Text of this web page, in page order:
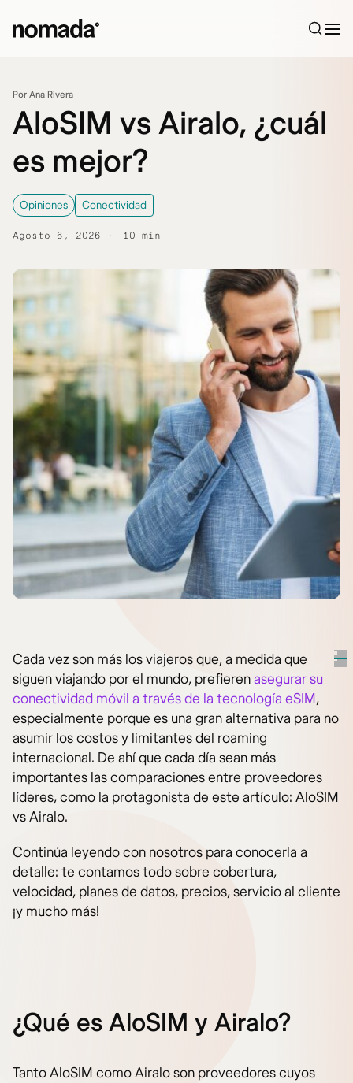
Por Ana Rivera
AloSIM vs Airalo, ¿cuál
es mejor?
Opiniones Conectividad
Agosto 6, 2026 10 min
Cada vez son más los viajeros que, a medida que
siguen viajando por el mundo, prefierenasegurar su
conectividad móvil a través de la tecnología eSIM,
especialmente porque es una gran alternativa para no
asumir los costos y limitantes del roaming
internacional. De ahí que cada día sean más
importantes las comparaciones entre proveedores
líderes, como la protagonista de este artículo: AloSIM
vs Airalo.
Continúa leyendo con nosotros para conocerla a
detalle: te contamos todo sobre cobertura,
velocidad, planes de datos, precios, servicio al cliente
¡y mucho más!
¿Qué es AloSIM y Airalo?
Tanto AloSIM como Airalo son proveedores cuyos